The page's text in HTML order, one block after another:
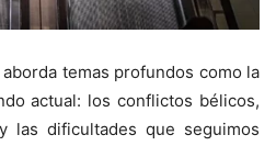
aborda temas profundos como la
actual: los conflictos bélicos,
las dificultades que seguimos